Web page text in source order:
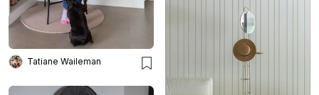
Tatiane Waileman